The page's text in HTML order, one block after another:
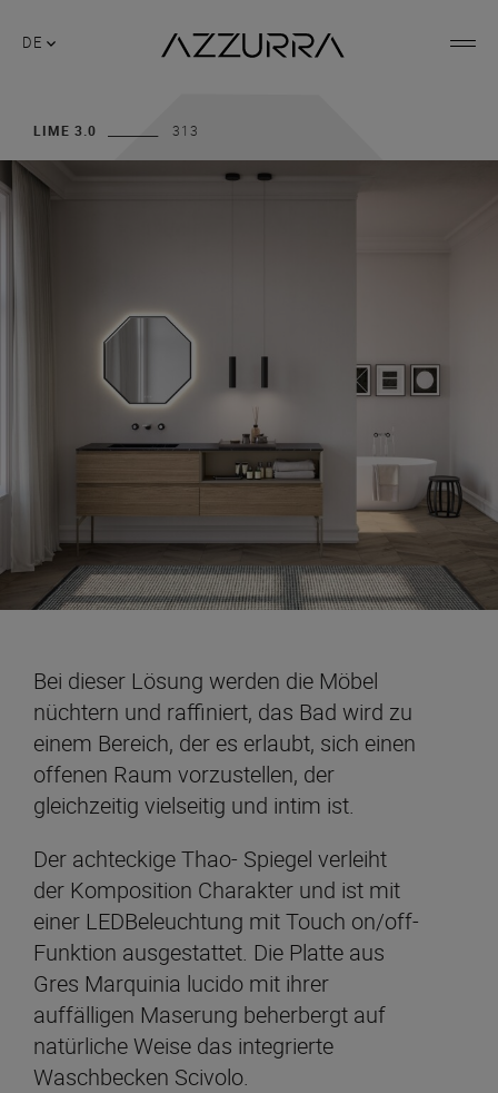
DE
LIME 3.0 313
Bei dieser Lösung werden die Möbel
nüchtern und raffiniert, das Bad wird zu
einem Bereich, der es erlaubt, sich einen
offenen Raum vorzustellen, der
gleichzeitig vielseitig und intim ist.
Der achteckige Thao- Spiegel verleiht
der Komposition Charakter und ist mit
einer LEDBeleuchtung mit Touch on/off-
Funktion ausgestattet. Die Platte aus
Gres Marquinia lucido mit ihrer
auffälligen Maserung beherbergt auf
natürliche Weise das integrierte
Waschbecken Scivolo.